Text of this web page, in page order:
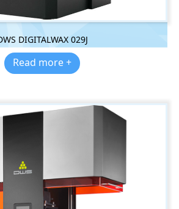
DIGITALWAX 029J
Read more +